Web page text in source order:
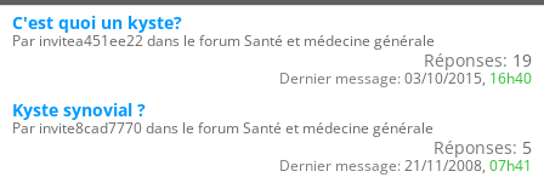
C'est quoi un kyste?
Par invitea451ee22 dans le forum Santé et médecine générale
Réponses: 19
Dernier message: 03/10/2015, 16h40
Kyste synovial ?
Par invite8cad7770 dans le forum Santé et médecine générale
Réponses: 5
Dernier message: 21/11/2008, 07h41